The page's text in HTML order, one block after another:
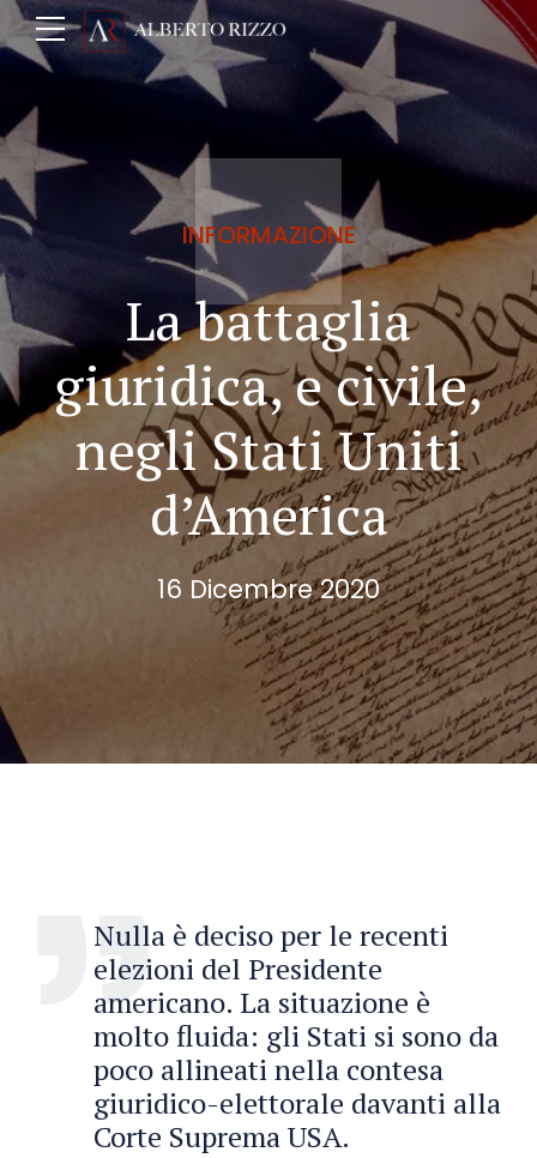
INFORMAZIONE
La battaglia
giuridica, e civile,
negli Stati Uniti
d’America
16 Dicembre 2020
Nulla è deciso per le recenti
elezioni del Presidente
americano. La situazione è
molto fluida: gli Stati si sono da
poco allineati nella contesa
giuridico-elettorale davanti alla
Corte Suprema USA.